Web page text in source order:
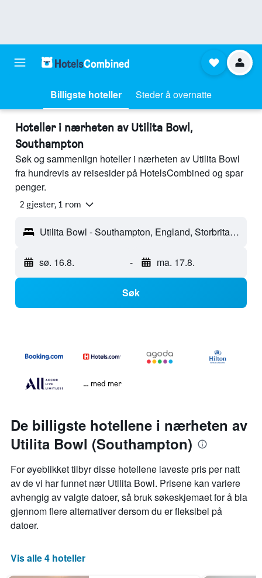
Billigste hoteller Steder å overnatte
Hoteller i nærheten av Utilita Bowl,
Southampton
Søk og sammenlign hoteller i nærheten av Utilita Bowl
fra hundrevis av reisesider på HotelsCombined og spar
penger.
2 gjester, 1 rom
Utilita Bowl - Southampton, England, Storbritannia
sø. 16.8. - ma. 17.8.
Søk
… med mer
De billigste hotellene i nærheten av
Utilita Bowl (Southampton)
For øyeblikket tilbyr disse hotellene laveste pris per natt
av de vi har funnet nær Utilita Bowl. Prisene kan variere
avhengig av valgte datoer, så bruk søkeskjemaet for å bla
gjennom flere alternativer dersom du er fleksibel på
datoer.
Vis alle 4 hoteller